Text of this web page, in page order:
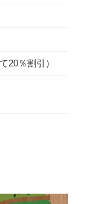
20％割引）